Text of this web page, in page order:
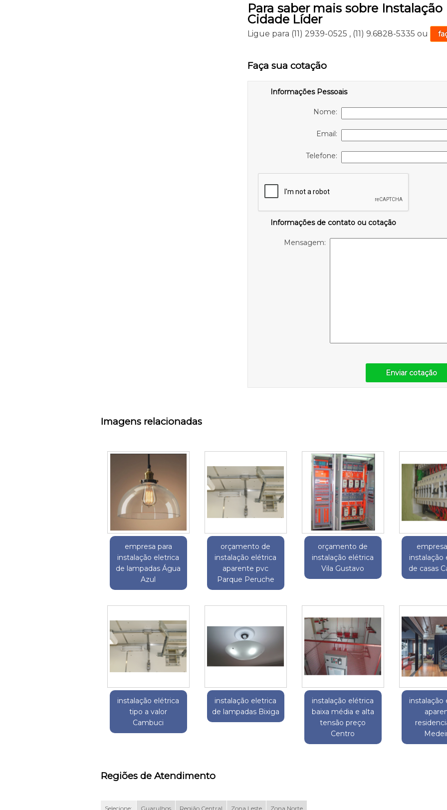
Para saber mais sobre
Cidade Líder
Ligue para (11) 2939-0525 , (11) 9.6828-5335 ou
Faça sua cotação
Informações Pessoais
Nome:
Email:
Telefone:
Informações de contato ou cotação
Mensagem:
Enviar cotação
Imagens relacionadas
empresa para
instalação eletrica
de lampadas Água
Azul
orçamento de
instalação elétrica
aparente pvc
Parque Peruche
orçamento de
instalação elétrica
Vila Gustavo
instalação
de casas
instalação elétrica
tipo a valor
Cambuci
instalação eletrica
de lampadas Bixiga
instalação elétrica
baixa média e alta
tensão preço
Centro
instalação
Regiões de Atendimento
Selecione: Guarulhos Região Central Zona Leste Zona Norte